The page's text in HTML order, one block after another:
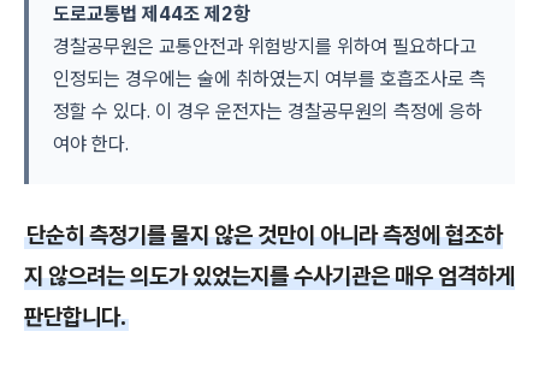
도로교통법 제44조 제2항
경찰공무원은 교통안전과 위험방지를 위하여 필요하다고
인정되는 경우에는 술에 취하였는지 여부를 호흡조사로 측
정할 수 있다. 이 경우 운전자는 경찰공무원의 측정에 응하
여야 한다.
단순히 측정기를 물지 않은 것만이 아니라 측정에 협조하
지 않으려는 의도가 있었는지를 수사기관은 매우 엄격하게
판단합니다.